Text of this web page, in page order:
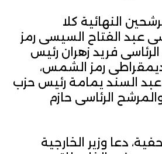
النهائية كلا
عبد الفتاح السيسى رمز
فريد زهران رئيس
رمز الشمس،
عبد السند يمامة رئيس حزب
والمرشح الرئاسى حازم
دعا وزير الخارجية